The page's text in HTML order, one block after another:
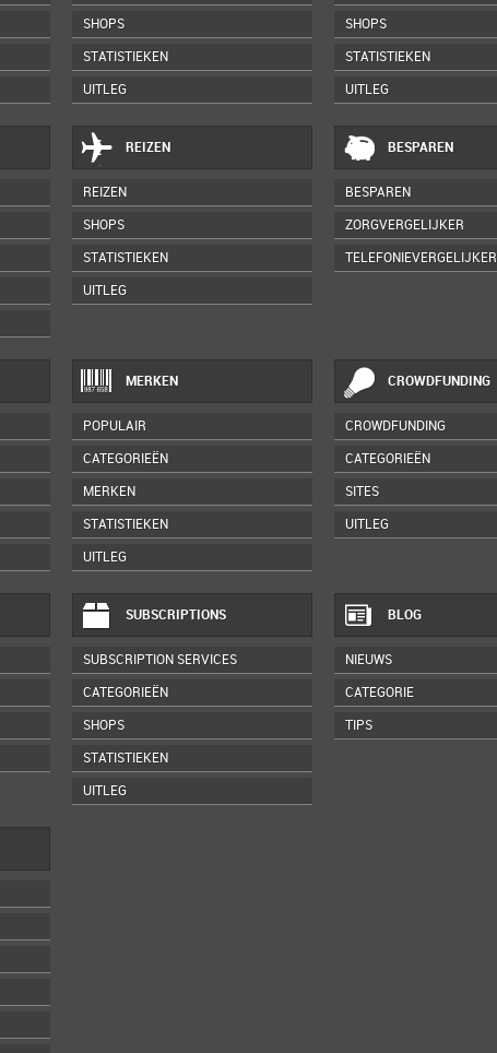
SHOPS
STATISTIEKEN
UITLEG
SHOPS
STATISTIEKEN
UITLEG
REIZEN
REIZEN
SHOPS
STATISTIEKEN
UITLEG
BESPAREN
BESPAREN
ZORGVERGELIJKER
TELEFONIEVERGELIJKER
MERKEN
POPULAIR
CATEGORIEËN
MERKEN
STATISTIEKEN
UITLEG
CROWDFUNDING
CROWDFUNDING
CATEGORIEËN
SITES
UITLEG
SUBSCRIPTIONS
SUBSCRIPTION SERVICES
CATEGORIEËN
SHOPS
STATISTIEKEN
UITLEG
BLOG
NIEUWS
CATEGORIE
TIPS